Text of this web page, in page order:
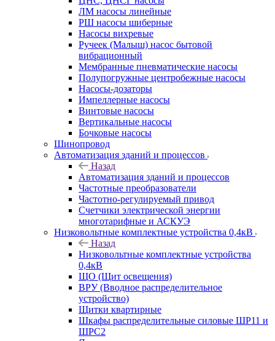
ЛМ насосы линейные
РШ насосы шиберные
Насосы вихревые
Ручеек (Малыш) насос бытовой
вибрационный
Мембранные пневматические насосы
Полупогружные центробежные насосы
Насосы-дозаторы
Импеллерные насосы
Винтовые насосы
Вертикальные насосы
Бочковые насосы
Шинопровод
Автоматизация зданий и процессов
Назад
Автоматизация зданий и процессов
Частотные преобразователи
Частотно-регулируемый привод
Счетчики электрической энергии
многотарифные и АСКУЭ
Низковольтные комплектные устройства 0,4кВ
Назад
Низковольтные комплектные устройства
0,4кВ
ЩО (Щит освещения)
ВРУ (Вводное распределительное
устройство)
Щитки квартирные
Шкафы распределительные силовые ШР11 и
ШРС2